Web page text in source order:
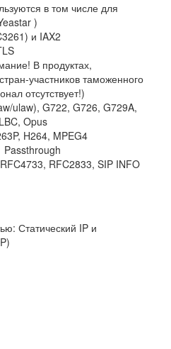
в том числе для
)
и IAX2
В продуктах,
участников таможенного
отсутствует!)
ulaw), G722, G726, G729A,
Opus
H264, MPEG4
RFC2833, SIP INFO
Статический IP и